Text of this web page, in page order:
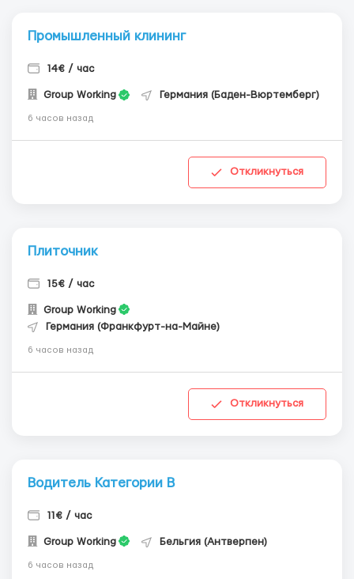
Промышленный клининг
14€ / час
Group Working Германия (Баден-Вюртемберг)
6 часов назад
Откликнуться
Плиточник
15€ / час
Group Working
Германия (Франкфурт-на-Майне)
6 часов назад
Откликнуться
Водитель Категории В
11€ / час
Group Working Бельгия (Антверпен)
6 часов назад